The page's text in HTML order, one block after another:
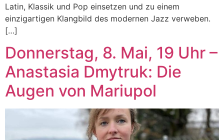
Latin, Klassik und Pop einsetzen und zu einem
einzigartigen Klangbild des modernen Jazz verweben.
[…]
Donnerstag, 8. Mai, 19 Uhr –
Anastasia Dmytruk: Die
Augen von Mariupol